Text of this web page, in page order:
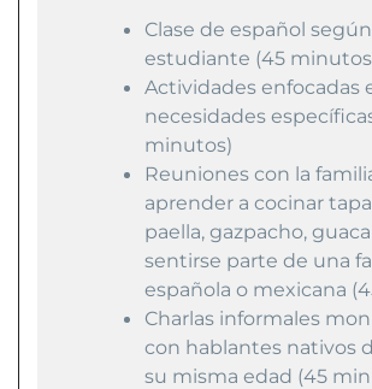
Clase de español
estudiante (45
Actividades enfocadas
necesidades
minutos)
Reuniones con la
aprender a cocinar
paella, gazpacho,
sentirse parte de una
española o mexicana
Charlas informales
con hablantes nativos
su misma edad (45